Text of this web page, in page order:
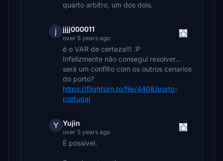
quarto arbitro, um dos dois.
j jjjj000011
over 5 years ago
é o VAR de certeza!!! :P
Infelizmente não consegui resolver...
será um conflito com os outros cenarios
do porto?
https://flightsim.to/file/4408/porto-
portugal
Y Yujin
over 5 years ago
É possível.